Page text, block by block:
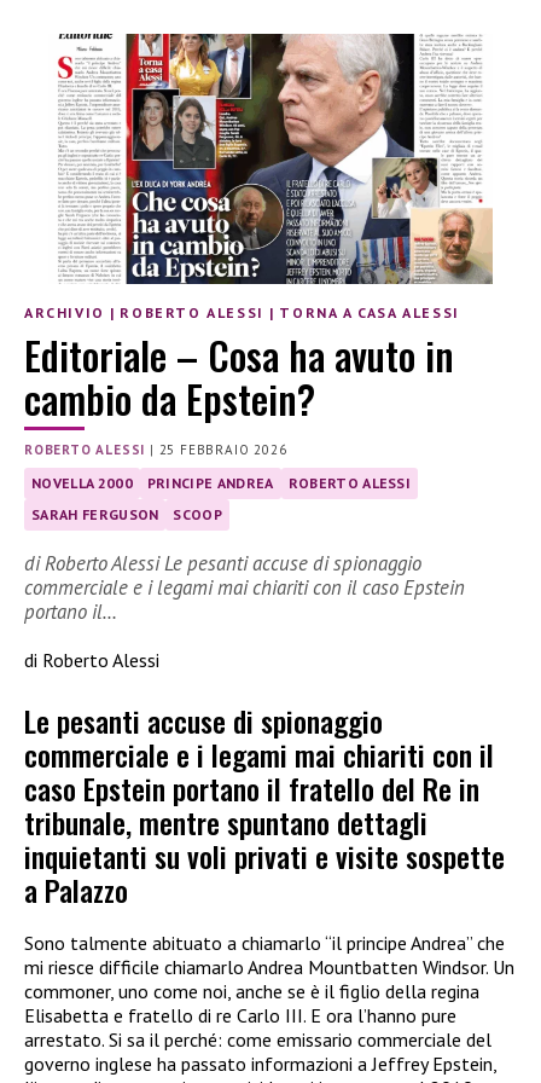
ARCHIVIO | ROBERTO ALESSI | TORNA A CASA ALESSI
Editoriale – Cosa ha avuto in
cambio da Epstein?
ROBERTO ALESSI | 25 FEBBRAIO 2026
NOVELLA 2000 PRINCIPE ANDREA
ROBERTO ALESSI
SARAH FERGUSON
SCOOP
di Roberto Alessi Le pesanti accuse di spionaggio
commerciale e i legami mai chiariti con il caso Epstein
portano il…
di Roberto Alessi
Le pesanti accuse di spionaggio
commerciale e i legami mai chiariti con il
caso Epstein portano il fratello del Re in
tribunale, mentre spuntano dettagli
inquietanti su voli privati e visite sospette
a Palazzo
Sono talmente abituato a chiamarlo “il principe Andrea” che
mi riesce difficile chiamarlo Andrea Mountbatten Windsor. Un
commoner, uno come noi, anche se è il figlio della regina
Elisabetta e fratello di re Carlo III. E ora l’hanno pure
arrestato. Si sa il perché: come emissario commerciale del
governo inglese ha passato informazioni a Jeffrey Epstein,